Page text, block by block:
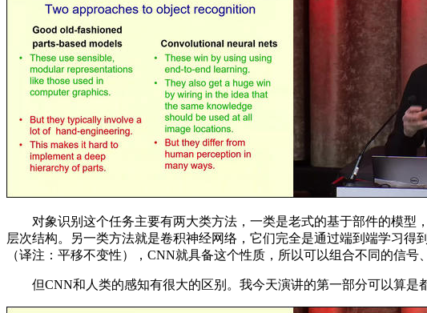
对象识别这个任务主要有两大类方法，一类是老式的基于部件的模型
层次结构。另一类方法就是卷积神经网络，它们完全是通过端到端学习
（译注：平移不变性），CNN就具备这个性质，所以可以组合不同的信号
但CNN和人类的感知有很大的区别。我今天演讲的第一部分可以算是